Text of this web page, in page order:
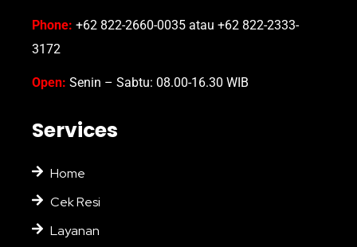
Phone: +62 822-2660-0035 atau +62 822-2333-
3172
Open: Senin – Sabtu: 08.00-16.30 WIB
Services
Home
Cek Resi
Layanan